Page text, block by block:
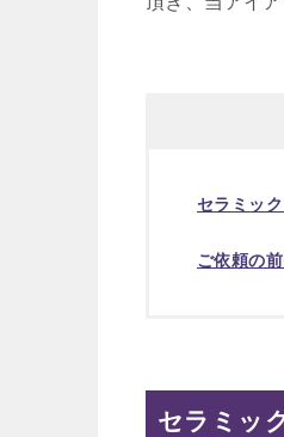
セラミッ
ご依頼の
セラミッ